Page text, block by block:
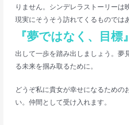
りません。シンデレラストーリーは
現実にそうそう訪れてくるものでは
『夢ではなく、目標』
出して一歩を踏み出しましょう。夢
る未来を掴み取るために。
どうぞ私に貴女が幸せになるための
い。仲間として受け入れます。